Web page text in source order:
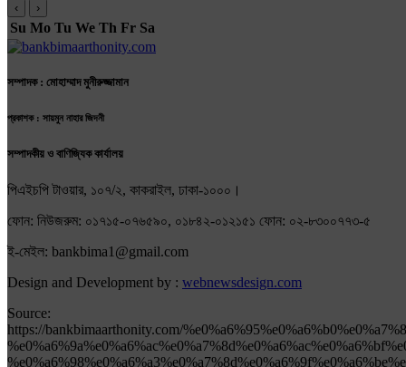
‹ ›
Su Mo Tu We Th Fr Sa
সম্পাদক : মোহাম্মাদ মুনীরুজ্জামান
প্রকাশক : সায়মুন নাহার জিদনী
সম্পাদকীয় ও বাণিজ্যিক কার্যালয়
পিএইচপি টাওয়ার, ১০৭/২, কাকরাইল, ঢাকা-১০০০।
ফোন: নিউজরুম: ০১৭১৫-০৭৬৫৯০, ০১৮৪২-০১২১৫১ ফোন: ০২-৮৩০০৭৭৩-৫
ই-মেইল: bankbima1@gmail.com
Design and Development by : webnewsdesign.com
Source:
https://bankbimaarthonity.com/